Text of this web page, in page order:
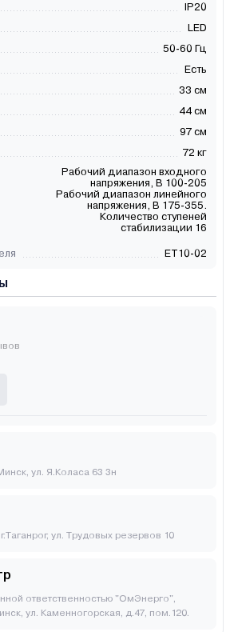
IP20
LED
50-60 Гц
Есть
33 см
44 см
97 см
72 кг
Рабочий диапазон входного
напряжения, В 100-205
Рабочий диапазон линейного
напряжения, В 175-355.
Количество ступеней
стабилизации 16
ET10-02
ул. Я.Коласа 63 3н
ул. Трудовых резервов 10
ответственностью "ОмЭнерго",
ул. Каменногорская, д.47, пом.120.